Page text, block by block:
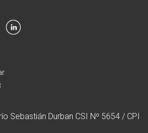
Sebastián Durban CSI Nº 5654 / CPI